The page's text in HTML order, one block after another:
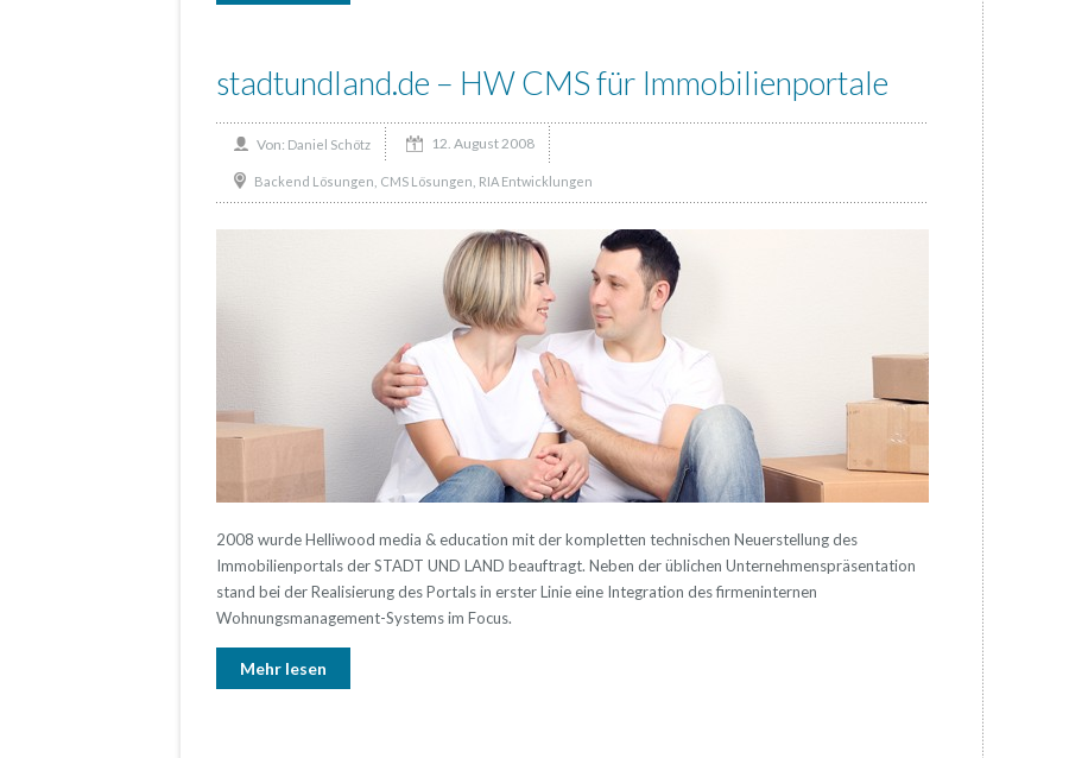
stadtundland.de – HW CMS für Immobilienportale
Von: Daniel Schötz 12. August 2008
Backend Lösungen CMS Lösungen RIA Entwicklungen
2008 wurde Helliwood media & education mit der kompletten technischen Neuerstellung des
Immobilienportals der STADT UND LAND beauftragt. Neben der üblichen Unternehmenspräsentation
stand bei der Realisierung des Portals in erster Linie eine Integration des firmeninternen
Wohnungsmanagement-Systems im Focus.
Mehr lesen